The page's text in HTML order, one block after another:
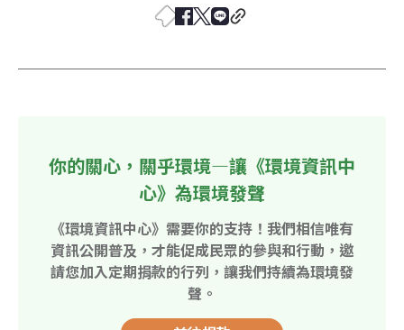
你的關心，關乎環境—讓《環境資訊中
心》為環境發聲
《環境資訊中心》需要你的支持！我們相信唯有
資訊公開普及，才能促成民眾的參與和行動，邀
請您加入定期捐款的行列，讓我們持續為環境發
聲。